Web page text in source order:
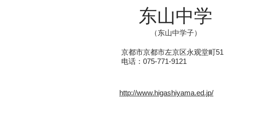
东山中学
（东山中学子）
京都市京都市左京区永观堂町51
电话：075-771-9121
http://www.higashiyama.ed.jp/